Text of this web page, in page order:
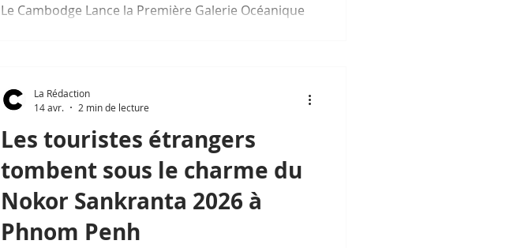
Le Cambodge Lance la Première Galerie Océanique
Les touristes étrangers
tombent sous le charme du
Nokor Sankranta 2026 à
Phnom Penh
La Rédaction
14 avr.
2 min de lecture